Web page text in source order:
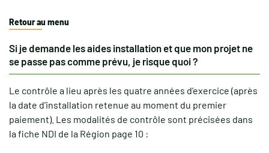
Retour au menu
Si je demande les aides installation et que mon projet ne
se passe pas comme prévu, je risque quoi ?
Le contrôle a lieu après les quatre années d’exercice (après
la date d’installation retenue au moment du premier
paiement). Les modalités de contrôle sont précisées dans
la fiche NDI de la Région page 10 :